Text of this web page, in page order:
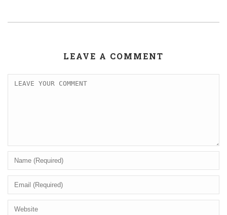
LEAVE A COMMENT